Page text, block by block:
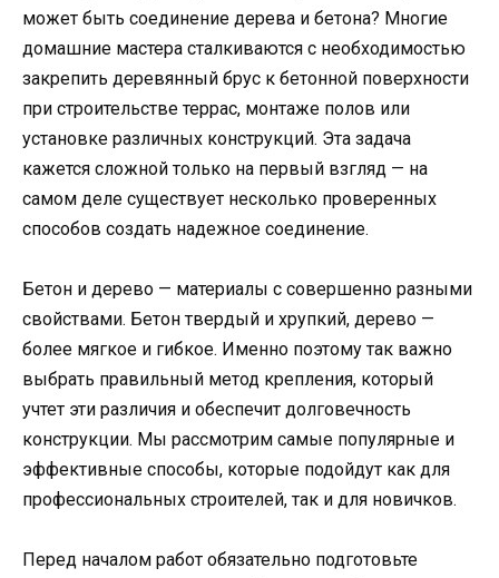
может быть соединение дерева и бетона? Многие
домашние мастера сталкиваются с необходимостью
закрепить деревянный брус к бетонной поверхности
при строительстве террас, монтаже полов или
установке различных конструкций. Эта задача
кажется сложной только на первый взгляд — на
самом деле существует несколько проверенных
способов создать надежное соединение.
Бетон и дерево — материалы с совершенно разными
свойствами. Бетон твердый и хрупкий, дерево —
более мягкое и гибкое. Именно поэтому так важно
выбрать правильный метод крепления, который
учтет эти различия и обеспечит долговечность
конструкции. Мы рассмотрим самые популярные и
эффективные способы, которые подойдут как для
профессиональных строителей, так и для новичков.
Перед началом работ обязательно подготовьте